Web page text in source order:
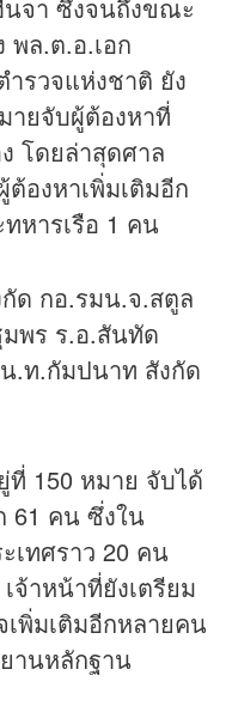
จา ซึ่งจนถึงขณะ
พล.ต.อ.เอก
รวจแห่งชาติ ยัง
ายจับผู้ต้องหาที่
โดยล่าสุดศาล
องหาเพิ่มเติมอีก
หารเรือ 1 คน
ด กอ.รมน.จ.สตูล
พร ร.อ.สันทัด
.ท.กัมปนาท สังกัด
150 หมาย จับได้
61 คน ซึ่งใน
เทศราว 20 คน
จ้าหน้าที่ยังเตรียม
พิ่มเติมอีกหลายคน
านหลักฐาน